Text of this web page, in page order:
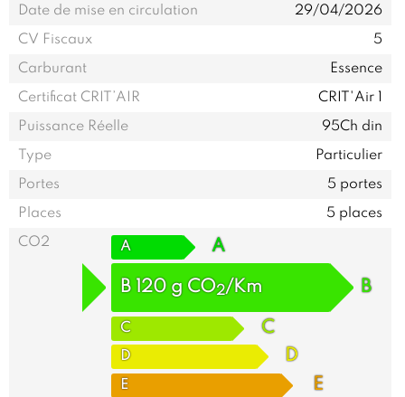
Date de mise en circulation
29/04/2026
CV Fiscaux
5
Carburant
Essence
Certificat CRIT’AIR
CRIT'Air 1
Puissance Réelle
95Ch din
Type
Particulier
Portes
5 portes
Places
5 places
CO2
A A
B120 g CO2/Km B
C C
D D
E E